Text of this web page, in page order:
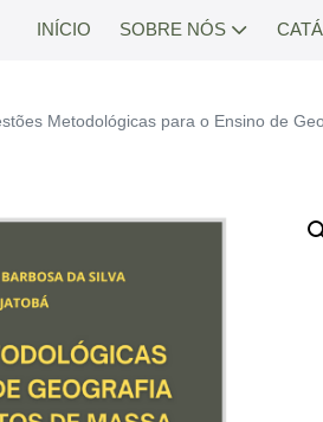
INÍCIO SOBRE NÓS
Metodológicas para o Ensino de